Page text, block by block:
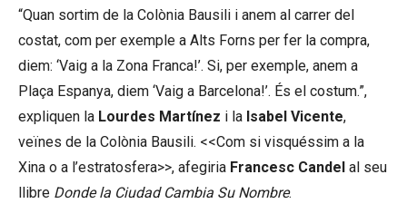
“Quan sortim de la Colònia Bausili i anem al carrer del
costat, com per exemple a Alts Forns per fer la compra,
diem: ‘Vaig a la Zona Franca!’. Si, per exemple, anem a
Plaça Espanya, diem ‘Vaig a Barcelona!’. És el costum.”,
expliquen la Lourdes Martínez i la Isabel Vicente,
veïnes de la Colònia Bausili. <<Com si visquéssim a la
Xina o a l’estratosfera>>, afegiria Francesc Candel al seu
llibre Donde la Ciudad Cambia Su Nombre.